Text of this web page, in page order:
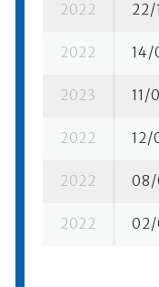
2022 22/
2022 14/
2023 11/
2022 12/
2022 08/
2022 02/